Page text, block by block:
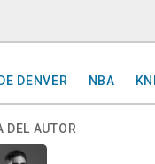
DENVER NBA
DEL AUTOR